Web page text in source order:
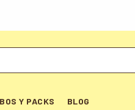
Y PACKS BLOG